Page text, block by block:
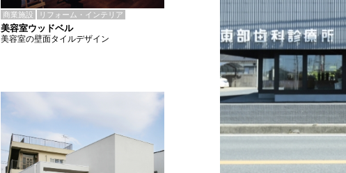
商業施設 リフォーム・インテリア
美容室ウッドベル
美容室の壁面タイルデザイン